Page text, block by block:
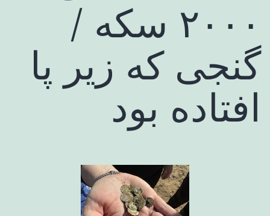
۲۰۰۰ سکه /
گنجی که زیر پا
افتاده بود